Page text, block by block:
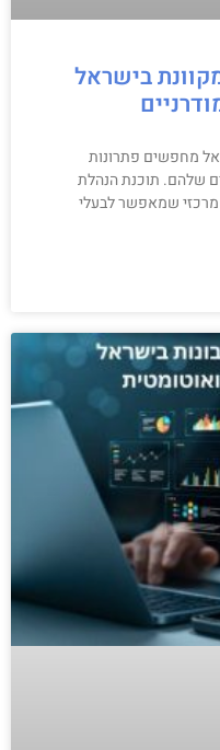
בישראל
מחפשים פתרונות
שלהם. תוכנת הנהלת
מרכזי שמאפשר לבעלי